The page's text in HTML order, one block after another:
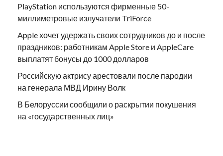
PlayStation используются фирменные 50-
миллиметровые излучатели TriForce
Apple хочет удержать своих сотрудников до и после
праздников: работникам Apple Store и AppleCare
выплатят бонусы до 1000 долларов
Российскую актрису арестовали после пародии
на генерала МВД Ирину Волк
В Белоруссии сообщили о раскрытии покушения
на «государственных лиц»